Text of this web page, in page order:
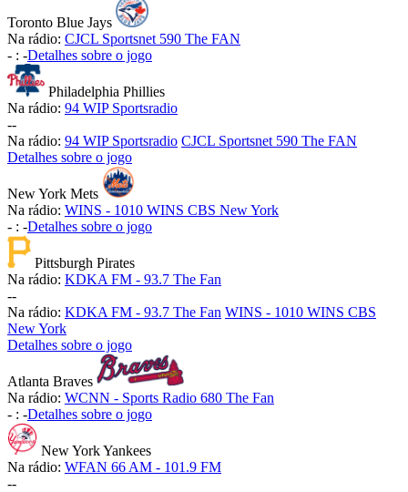
Toronto Blue Jays
Na rádio: CJCL Sportsnet 590 The FAN
- : -Detalhes sobre o jogo
Philadelphia Phillies
Na rádio: 94 WIP Sportsradio
--
Na rádio: 94 WIP Sportsradio CJCL Sportsnet 590 The FAN
Detalhes sobre o jogo
New York Mets
Na rádio: WINS - 1010 WINS CBS New York
- : -Detalhes sobre o jogo
Pittsburgh Pirates
Na rádio: KDKA FM - 93.7 The Fan
--
Na rádio: KDKA FM - 93.7 The Fan WINS - 1010 WINS CBS
New York
Detalhes sobre o jogo
Atlanta Braves
Na rádio: WCNN - Sports Radio 680 The Fan
- : -Detalhes sobre o jogo
New York Yankees
Na rádio: WFAN 66 AM - 101.9 FM
--